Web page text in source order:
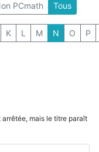
PCmath Tous
K L M N O P
mais le titre paraît